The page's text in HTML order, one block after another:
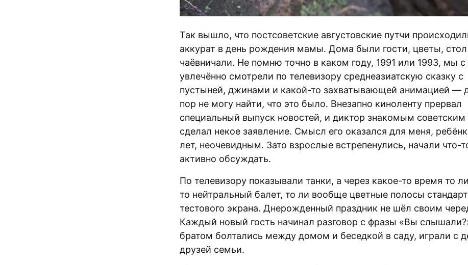
Так вышло, что постсоветские августовские путчи
аккурат в день рождения мамы. Дома были гости, цветы, стол
чаёвничали. Не помню точно в каком году, 1991 или 1993, мы
увлечённо смотрели по телевизору среднеазиатскую сказку с
пустыней, джинами и какой-то захватывающей анимацией —
пор не могу найти, что это было. Внезапно киноленту прервал
специальный выпуск новостей, и диктор знакомым советским
сделал некое заявление. Смысл его оказался для меня,
лет, неочевидным. Зато взрослые встрепенулись, начали что-
активно обсуждать.
По телевизору показывали танки, а через какое-то время то
то нейтральный балет, то ли вообще цветные полосы
тестового экрана. Днерожденный праздник не шёл своим
Каждый новый гость начинал разговор с фразы «Вы
братом болтались между домом и беседкой в саду, играли с
друзей семьи.